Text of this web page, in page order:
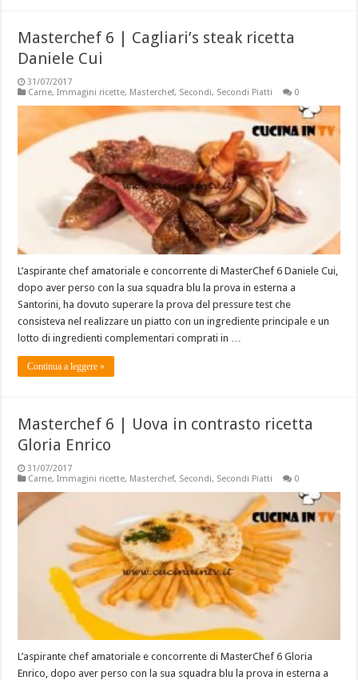
Masterchef 6 | Cagliari’s steak ricetta
Daniele Cui
31/07/2017
Carne,Immagini ricette, Masterchef, Secondi, Secondi Piatti 0
L’aspirante chef amatoriale e concorrente di MasterChef 6 Daniele Cui,
dopo aver perso con la sua squadra blu la prova in esterna a
Santorini, ha dovuto superare la prova del pressure test che
consisteva nel realizzare un piatto con un ingrediente principale e un
lotto di ingredienti complementari comprati in …
Continua a leggere »
Masterchef 6 | Uova in contrasto ricetta
Gloria Enrico
31/07/2017
Carne,Immagini ricette, Masterchef, Secondi, Secondi Piatti 0
L’aspirante chef amatoriale e concorrente di MasterChef 6 Gloria
Enrico, dopo aver perso con la sua squadra blu la prova in esterna a